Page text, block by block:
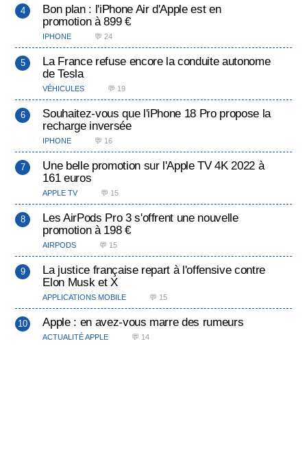
Bon plan : l'iPhone Air d'Apple est en
promotion à 899 €
IPHONE 💬 24
La France refuse encore la conduite autonome
de Tesla
VÉHICULES 💬 19
Souhaitez-vous que l'iPhone 18 Pro propose la
recharge inversée
IPHONE 💬 16
Une belle promotion sur l'Apple TV 4K 2022 à
161 euros
APPLE TV 💬 15
Les AirPods Pro 3 s'offrent une nouvelle
promotion à 198 €
AIRPODS 💬 15
La justice française repart à l'offensive contre
Elon Musk et X
APPLICATIONS MOBILE 💬 15
Apple : en avez-vous marre des rumeurs
ACTUALITÉ APPLE 💬 14